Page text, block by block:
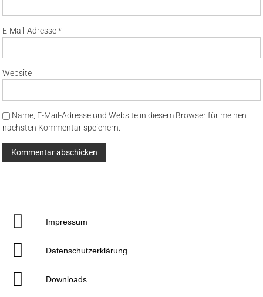
E-Mail-Adresse*
Website
Name, E-Mail-Adresse und Website in diesem Browser für meinen
nächsten Kommentar speichern.
Impressum
Datenschutzerklärung
Downloads